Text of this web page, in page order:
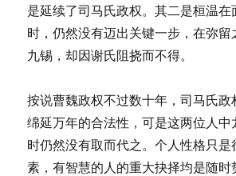
是延续了司马氏政权。其二是桓温在
时，仍然没有迈出关键一步，在弥留
九锡，却因谢氏阻挠而不得。
按说曹魏政权不过数十年，司马氏政
绵延万年的合法性，可是这两位人中
时仍然没有取而代之。个人性格只是
素，有智慧的人的重大抉择均是随时